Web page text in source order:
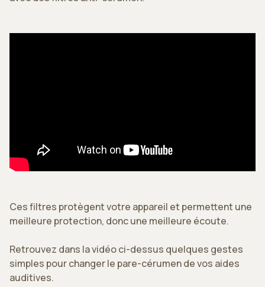
Ces filtres protègent votre appareil et permettent une
meilleure protection, donc une meilleure écoute.
Retrouvez dans la vidéo ci-dessus quelques gestes
simples pour changer le pare-cérumen de vos aides
auditives.